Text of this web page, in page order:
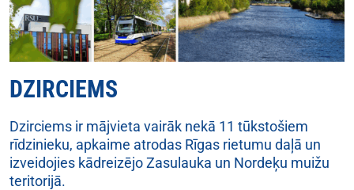
DZIRCIEMS
Dzirciems ir mājvieta vairāk nekā 11 tūkstošiem
rīdzinieku, apkaime atrodas Rīgas rietumu daļā un
izveidojies kādreizējo Zasulauka un Nordeķu muižu
teritorijā.